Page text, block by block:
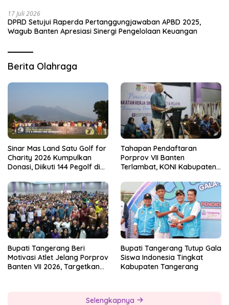
17 Juli 2026
DPRD Setujui Raperda Pertanggungjawaban APBD 2025,
Wagub Banten Apresiasi Sinergi Pengelolaan Keuangan
Berita Olahraga
Sinar Mas Land Satu Golf for
Charity 2026 Kumpulkan
Donasi, Diikuti 144 Pegolf di
Tahapan Pendaftaran
Porprov VII Banten
Terlambat, KONI Kabupaten
Kesiapan Panitia
Bupati Tangerang Beri
Motivasi Atlet Jelang Porprov
Banten VII 2026, Targetkan
Bupati Tangerang Tutup Gala
Siswa Indonesia Tingkat
Kabupaten Tangerang
Selengkapnya